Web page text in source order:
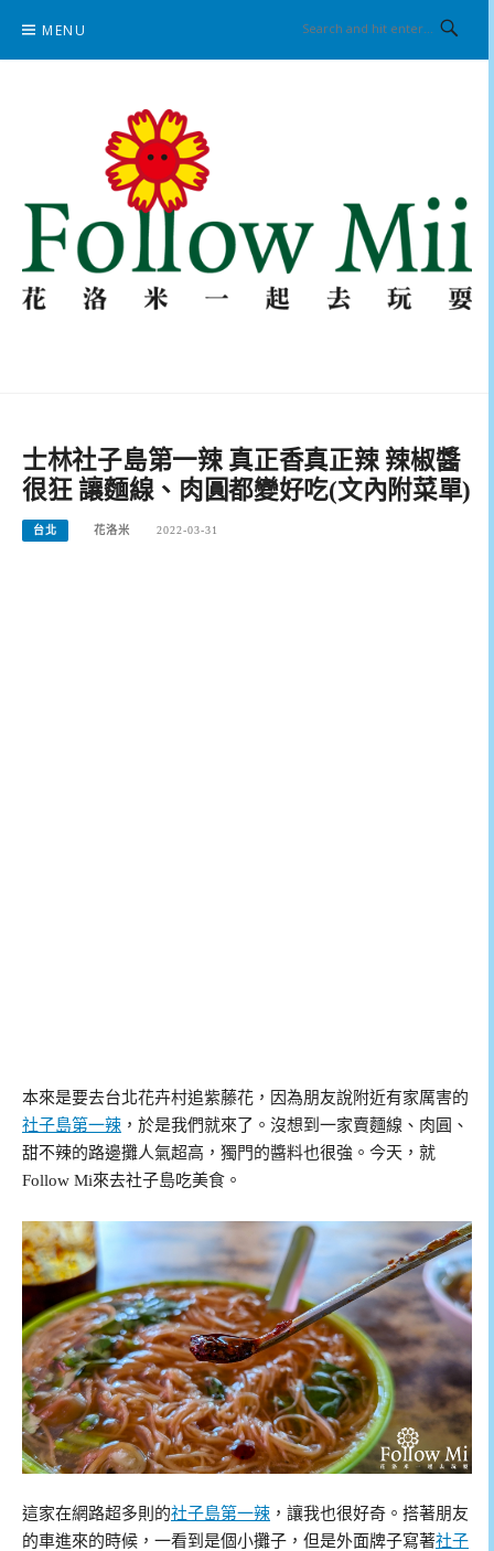
content
MENU
士林社子島第一辣 真正香真正辣 辣椒醬
很狂 讓麵線、肉圓都變好吃(文內附菜單)
台北 花洛米 2022-03-31
本來是要去台北花卉村追紫藤花，因為朋友說附近有家厲害的
社子島第一辣 ，於是我們就來了。沒想到一家賣麵線、肉圓、
甜不辣的路邊攤人氣超高，獨門的醬料也很強。今天，就
Follow Mi來去社子島吃美食。
這家在網路超多則的社子島第一辣 ，讓我也很好奇。搭著朋友
的車進來的時候，一看到是個小攤子，但是外面牌子寫著社子